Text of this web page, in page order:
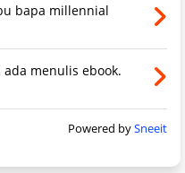
bapa millennial
ada menulis ebook.
Powered bySneeit